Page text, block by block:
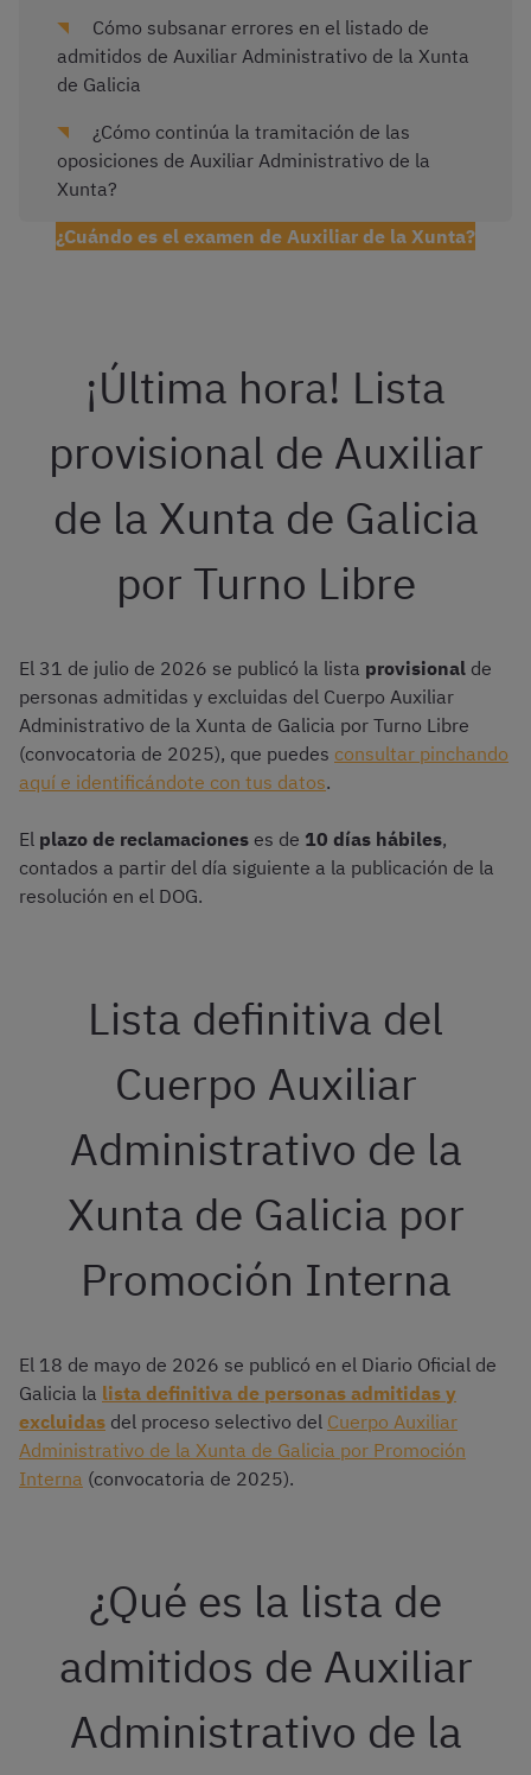
Cómo subsanar errores en el listado de
admitidos de Auxiliar Administrativo de la Xunta
de Galicia
¿Cómo continúa la tramitación de las
oposiciones de Auxiliar Administrativo de la
Xunta?
¿Cuándo es el examen de Auxiliar de la Xunta?
¡Última hora! Lista
provisional de Auxiliar
de la Xunta de Galicia
por Turno Libre
El 31 de julio de 2026 se publicó la lista provisional de
personas admitidas y excluidas del Cuerpo Auxiliar
Administrativo de la Xunta de Galicia por Turno Libre
(convocatoria de 2025), que puedes consultar pinchando
aquí e identificándote con tus datos.
El plazo de reclamaciones es de 10 días hábiles,
contados a partir del día siguiente a la publicación de la
resolución en el DOG.
Lista definitiva del
Cuerpo Auxiliar
Administrativo de la
Xunta de Galicia por
Promoción Interna
El 18 de mayo de 2026 se publicó en el Diario Oficial de
Galicia la lista definitiva de personas admitidas y
excluidas del proceso selectivo del Cuerpo Auxiliar
Administrativo de la Xunta de Galicia por Promoción
Interna (convocatoria de 2025).
¿Qué es la lista de
admitidos de Auxiliar
Administrativo de la